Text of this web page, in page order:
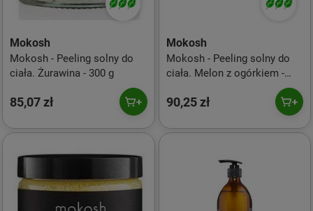
Mokosh
Mokosh - Peeling solny do
ciała. Żurawina - 300 g
85,07 zł
Mokosh
Mokosh - Peeling solny do
ciała. Melon z ogórkiem -
90,25 zł